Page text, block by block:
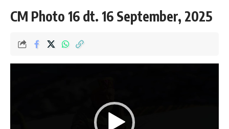
CM Photo 16 dt. 16 September, 2025